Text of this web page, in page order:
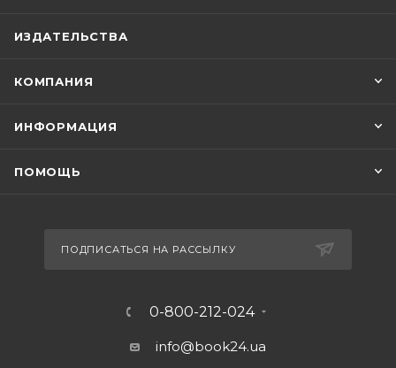
ИЗДАТЕЛЬСТВА
КОМПАНИЯ
ИНФОРМАЦИЯ
ПОМОЩЬ
ПОДПИСАТЬСЯ НА РАССЫЛКУ
0-800-212-024
info@book24.ua